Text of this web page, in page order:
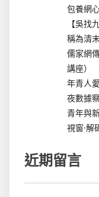
包養網
【吳找
稱為清
儒家網
講座）
年青人
夜數據
青年與
視窗·
近期留言